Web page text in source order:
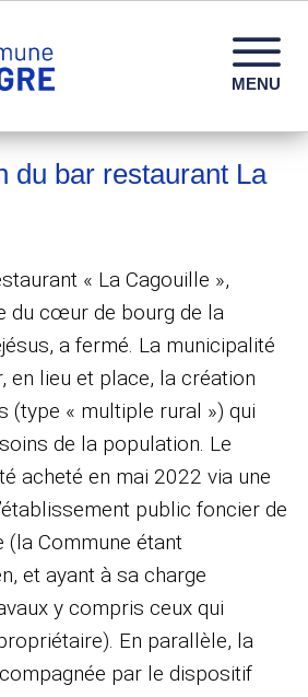
Infos, services et vie locale en
MENU
du bar restaurant La
« La Cagouille »,
du cœur de bourg de la
a fermé. La municipalité
en lieu et place, la création
(type « multiple rural ») qui
de la population. Le
acheté en mai 2022 via une
public foncier de
(la Commune étant
et ayant à sa charge
y compris ceux qui
En parallèle, la
par le dispositif